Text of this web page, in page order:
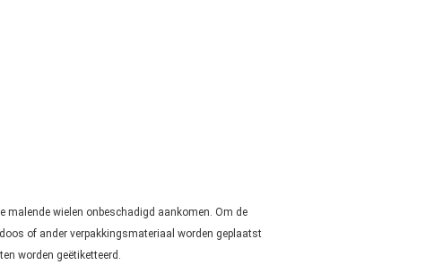
malende wielen onbeschadigd aankomen. Om de
of ander verpakkingsmateriaal worden geplaatst
worden geëtiketteerd.